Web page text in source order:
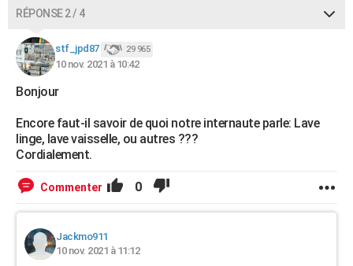
Bricolage
Lifestyle
Culture
Sport
Auto
Television
Voyage
Cinema
RÉPONSE 2 / 4
stf_jpd87 29 965
10 nov. 2021 à 10:42
Bonjour
Encore faut-il savoir de quoi notre internaute parle: Lave
linge, lave vaisselle, ou autres ???
Cordialement.
Commenter 0
Jackmo911
10 nov. 2021 à 11:12